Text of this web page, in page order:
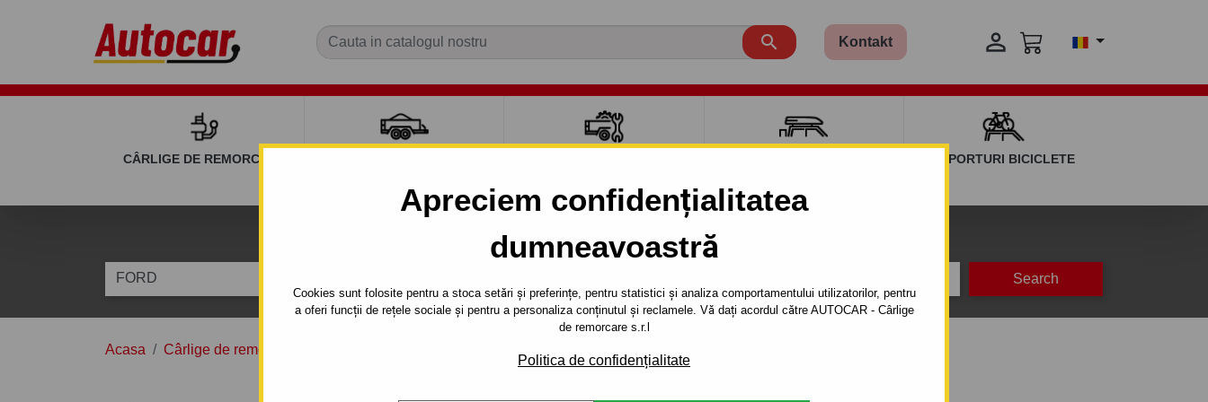
Apreciem confidențialitatea
dumneavoastră
Cookies sunt folosite pentru a stoca setări și preferințe, pentru statistici și analiza comportamentului utilizatorilor, pentru
a oferi funcții de rețele sociale și pentru a personaliza conținutul și reclamele. Vă dați acordul către AUTOCAR - Cârlige
de remorcare s.r.l
Politica de confidențialitate
 Kontakt 
CÂRLIGE DE REMORCARE SUPORTURI BICICLETE
Caut carlig de remorcare pentru mașina
FORD
Acasa Cârlige de remorcare